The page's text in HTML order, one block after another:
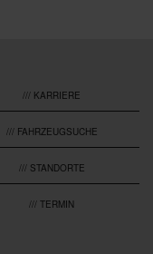
/// KARRIERE
/// FAHRZEUGSUCHE
/// STANDORTE
/// TERMIN